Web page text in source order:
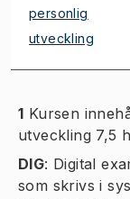
personlig
utveckling
1 Kursen
utveckling 7,5
DIG: Digital
som skrivs i